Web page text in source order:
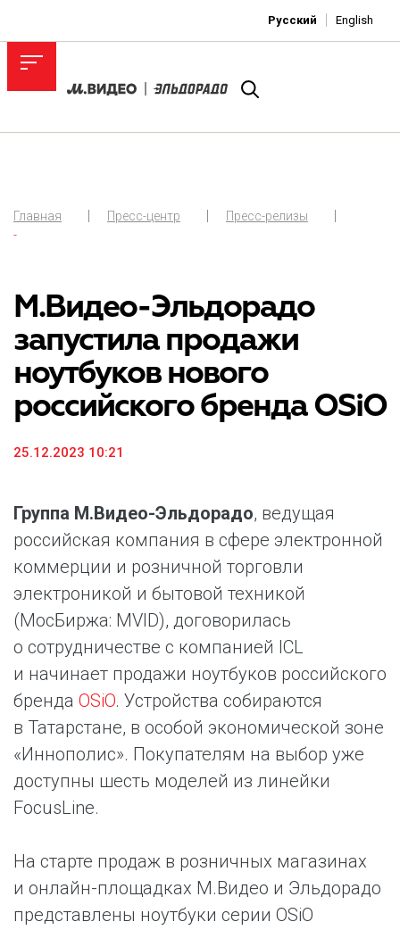
Русский English
Главная Пресс-центр
Пресс-релизы
-
М.Видео-Эльдорадо
запустила продажи
ноутбуков нового
российского бренда OSiO
25.12.2023 10:21
Группа М.Видео-Эльдорадо, ведущая
российская компания в сфере электронной
коммерции и розничной торговли
электроникой и бытовой техникой
(МосБиржа: MVID), договорилась
о сотрудничестве с компанией ICL
и начинает продажи ноутбуков российского
бренда OSiO. Устройства собираются
в Татарстане, в особой экономической зоне
«Иннополис». Покупателям на выбор уже
доступны шесть моделей из линейки
FocusLine.
На старте продаж в розничных магазинах
и онлайн-площадках М.Видео и Эльдорадо
представлены ноутбуки серии OSiO